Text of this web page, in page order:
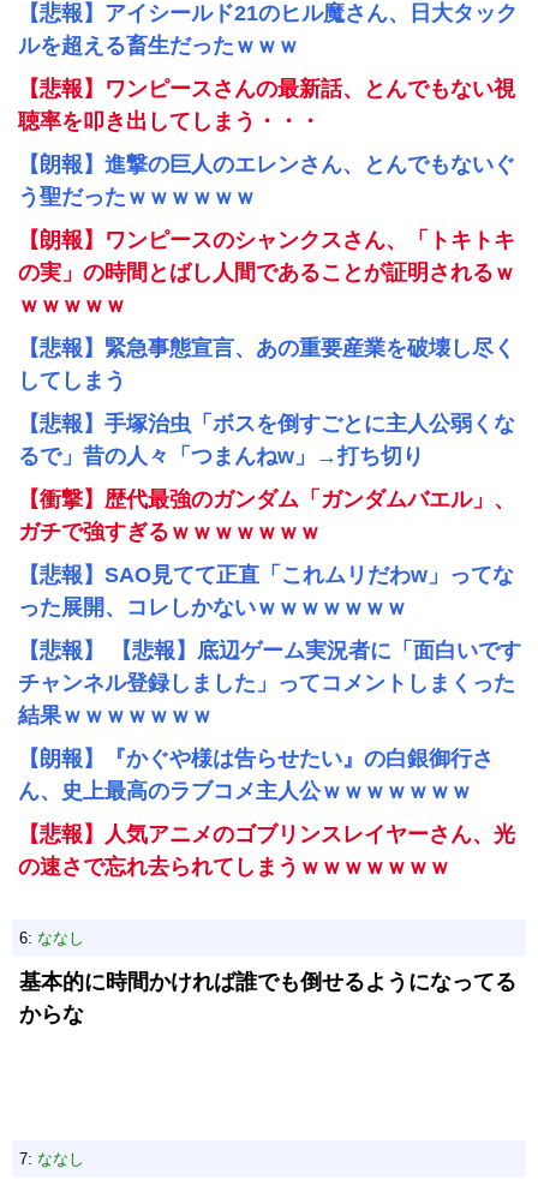
【悲報】アイシールド21のヒル魔さん、日大タック
ルを超える畜生だったｗｗｗ
【悲報】ワンピースさんの最新話、とんでもない視
聴率を叩き出してしまう・・・
【朗報】進撃の巨人のエレンさん、とんでもないぐ
う聖だったｗｗｗｗｗｗ
【朗報】ワンピースのシャンクスさん、「トキトキ
の実」の時間とばし人間であることが証明されるｗ
ｗｗｗｗｗ
【悲報】緊急事態宣言、あの重要産業を破壊し尽く
してしまう
【悲報】手塚治虫「ボスを倒すごとに主人公弱くな
るで」昔の人々「つまんねw」→打ち切り
【衝撃】歴代最強のガンダム「ガンダムバエル」、
ガチで強すぎるｗｗｗｗｗｗｗ
【悲報】SAO見てて正直「これムリだわw」ってな
った展開、コレしかないｗｗｗｗｗｗｗ
【悲報】 【悲報】底辺ゲーム実況者に「面白いです
チャンネル登録しました」ってコメントしまくった
結果ｗｗｗｗｗｗｗ
【朗報】『かぐや様は告らせたい』の白銀御行さ
ん、史上最高のラブコメ主人公ｗｗｗｗｗｗｗ
【悲報】人気アニメのゴブリンスレイヤーさん、光
の速さで忘れ去られてしまうｗｗｗｗｗｗｗ
6: ななし
基本的に時間かければ誰でも倒せるようになってる
からな
7: ななし